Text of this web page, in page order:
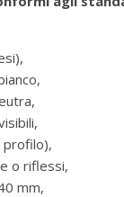
o riflessi,
mm,